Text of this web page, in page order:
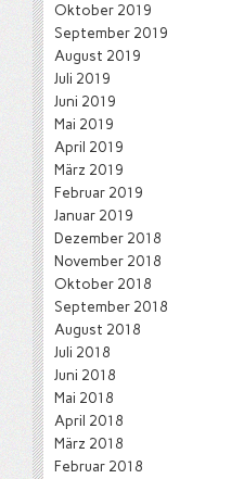
Oktober 2019
September 2019
August 2019
Juli 2019
Juni 2019
Mai 2019
April 2019
März 2019
Februar 2019
Januar 2019
Dezember 2018
November 2018
Oktober 2018
September 2018
August 2018
Juli 2018
Juni 2018
Mai 2018
April 2018
März 2018
Februar 2018